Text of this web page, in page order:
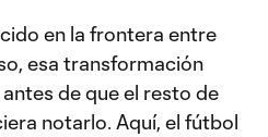
en la frontera entre
esa transformación
de que el resto de
notarlo. Aquí, el fútbol